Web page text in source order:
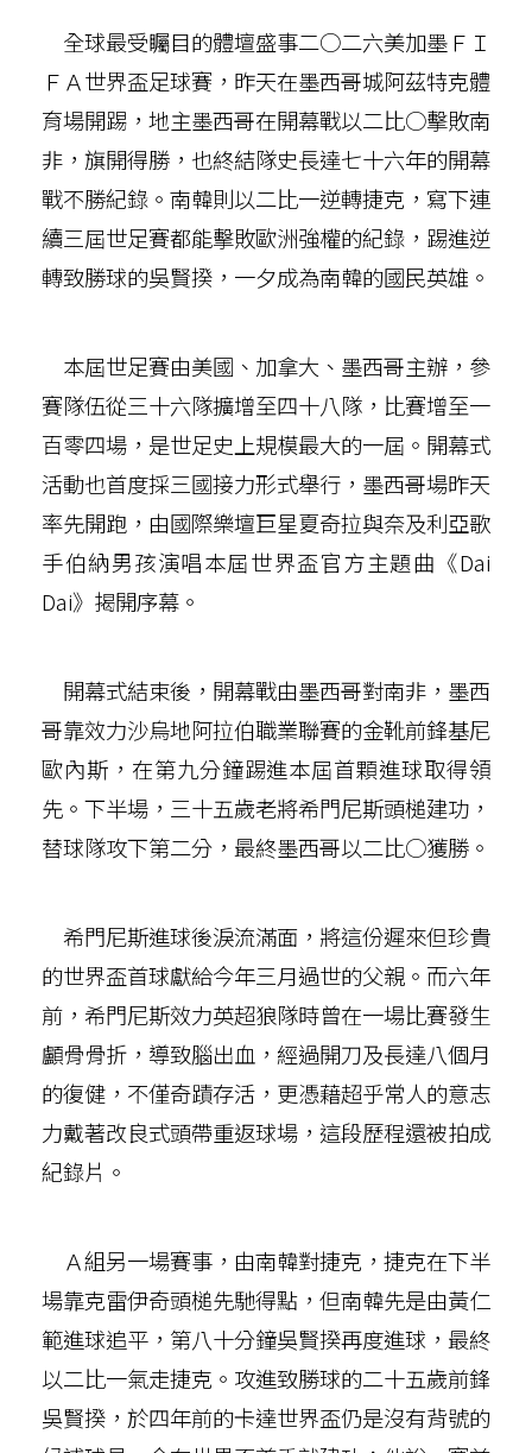
全球最受矚目的體壇盛事二○二六美加墨ＦＩ
ＦＡ世界盃足球賽，昨天在墨西哥城阿茲特克體
育場開踢，地主墨西哥在開幕戰以二比○擊敗南
非，旗開得勝，也終結隊史長達七十六年的開幕
戰不勝紀錄。南韓則以二比一逆轉捷克，寫下連
續三屆世足賽都能擊敗歐洲強權的紀錄，踢進逆
轉致勝球的吳賢揆，一夕成為南韓的國民英雄。
本屆世足賽由美國、加拿大、墨西哥主辦，參
賽隊伍從三十六隊擴增至四十八隊，比賽增至一
百零四場，是世足史上規模最大的一屆。開幕式
活動也首度採三國接力形式舉行，墨西哥場昨天
率先開跑，由國際樂壇巨星夏奇拉與奈及利亞歌
手伯納男孩演唱本屆世界盃官方主題曲《Dai
Dai》揭開序幕。
開幕式結束後，開幕戰由墨西哥對南非，墨西
哥靠效力沙烏地阿拉伯職業聯賽的金靴前鋒基尼
歐內斯，在第九分鐘踢進本屆首顆進球取得領
先。下半場，三十五歲老將希門尼斯頭槌建功，
替球隊攻下第二分，最終墨西哥以二比○獲勝。
希門尼斯進球後淚流滿面，將這份遲來但珍貴
的世界盃首球獻給今年三月過世的父親。而六年
前，希門尼斯效力英超狼隊時曾在一場比賽發生
顱骨骨折，導致腦出血，經過開刀及長達八個月
的復健，不僅奇蹟存活，更憑藉超乎常人的意志
力戴著改良式頭帶重返球場，這段歷程還被拍成
紀錄片。
Ａ組另一場賽事，由南韓對捷克，捷克在下半
場靠克雷伊奇頭槌先馳得點，但南韓先是由黃仁
範進球追平，第八十分鐘吳賢揆再度進球，最終
以二比一氣走捷克。攻進致勝球的二十五歲前鋒
吳賢揆，於四年前的卡達世界盃仍是沒有背號的